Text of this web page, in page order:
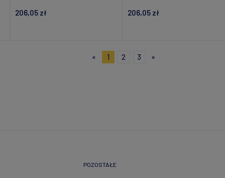
206,05 zł 206,05 zł
« 1 2 3 »
POZOSTAŁE